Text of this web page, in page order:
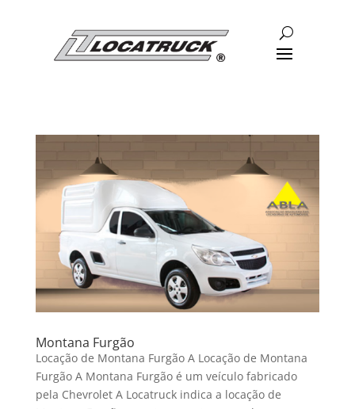
Montana Furgão
Locação de Montana Furgão A Locação de Montana
Furgão A Montana Furgão é um veículo fabricado
pela Chevrolet A Locatruck indica a locação de